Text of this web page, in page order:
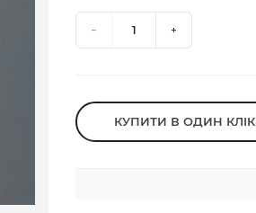
КУПИТИ В ОДИН КЛІК